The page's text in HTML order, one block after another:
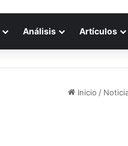
Análisis Artículos
Inicio /